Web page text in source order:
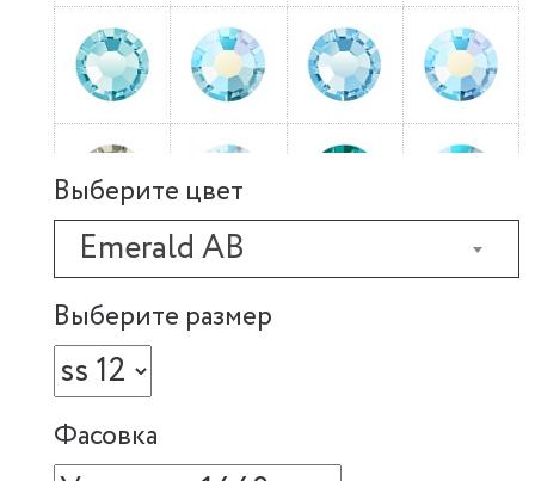
Выберите цвет
Emerald AB
Выберите размер
Фасовка